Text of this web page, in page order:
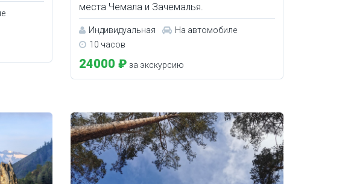
места Чемала и Зачемалья.
Индивидуальная
На автомобиле
10 часов
24000 ₽ за экскурсию